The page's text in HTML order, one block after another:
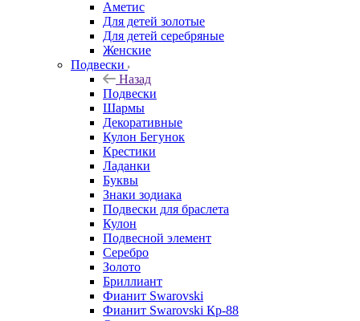
Аметис
Для детей золотые
Для детей серебряные
Женские
Подвески
Назад
Подвески
Шармы
Декоративные
Кулон Бегунок
Крестики
Ладанки
Буквы
Знаки зодиака
Подвески для браслета
Кулон
Подвесной элемент
Серебро
Золото
Бриллиант
Фианит Swarovski
Фианит Swarovski Кр-88